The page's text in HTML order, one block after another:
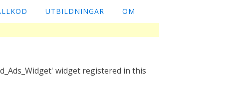
UTBILDNINGAR OM
widget registered in this